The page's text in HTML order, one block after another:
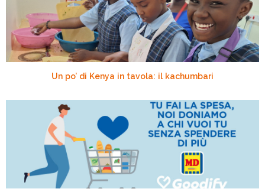
Un po’ di Kenya in tavola: il kachumbari